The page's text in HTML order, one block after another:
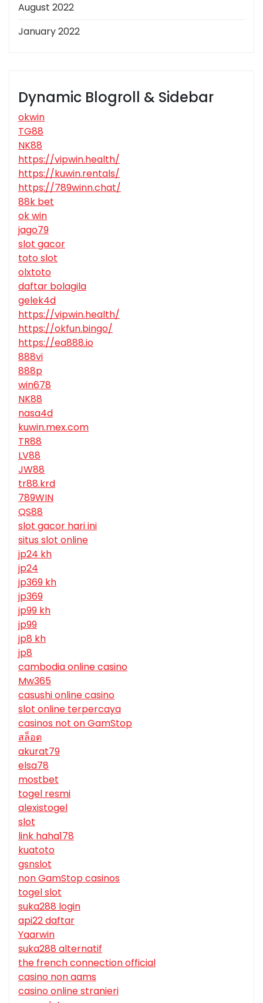
August 2022
January 2022
Dynamic Blogroll & Sidebar
okwin
TG88
NK88
https://vipwin.health/
https://kuwin.rentals/
https://789winn.chat/
88k bet
ok win
jago79
slot gacor
toto slot
olxtoto
daftar bolagila
gelek4d
https://vipwin.health/
https://okfun.bingo/
https://ea888.io
888vi
888p
win678
NK88
nasa4d
kuwin.mex.com
TR88
LV88
JW88
tr88.krd
789WIN
QS88
slot gacor hari ini
situs slot online
jp24 kh
jp24
jp369 kh
jp369
jp99 kh
jp99
jp8 kh
jp8
cambodia online casino
Mw365
casushi online casino
slot online terpercaya
casinos not on GamStop
สล็อต
akurat79
elsa78
mostbet
togel resmi
alexistogel
slot
link haha178
kuatoto
gsnslot
non GamStop casinos
togel slot
suka288 login
api22 daftar
Yaarwin
suka288 alternatif
the french connection official
casino non aams
casino online stranieri